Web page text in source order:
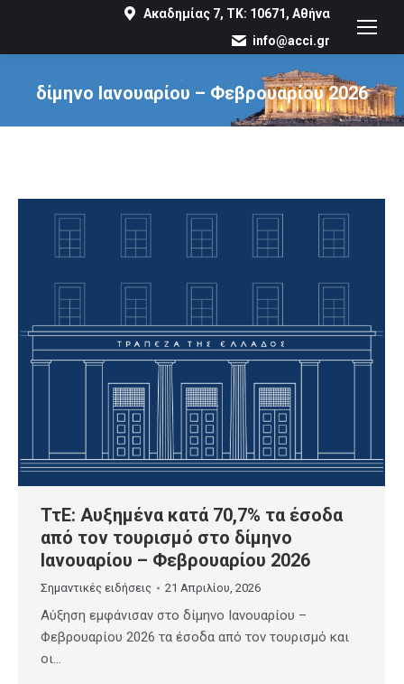
Ακαδημίας 7, ΤΚ: 10671, Αθήνα
info@acci.gr
δίμηνο Ιανουαρίου – Φεβρουαρίου 2026
You are here:
ΤτΕ: Αυξημένα κατά 70,7% τα έσοδα
από τον τουρισμό στο δίμηνο
Ιανουαρίου – Φεβρουαρίου 2026
Σημαντικές ειδήσεις 21 Απριλίου, 2026
Αύξηση εμφάνισαν στο δίμηνο Ιανουαρίου –
Φεβρουαρίου 2026 τα έσοδα από τον τουρισμό και
οι…